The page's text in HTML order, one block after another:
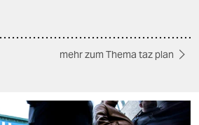
mehr zum Thema taz plan